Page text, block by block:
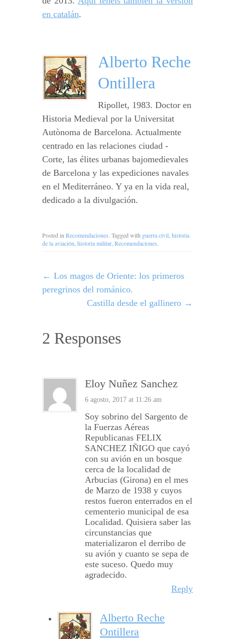
en catalán.
Alberto Reche
Ontillera
Ripollet, 1983. Doctor en
Historia Medieval por la Universitat
Autònoma de Barcelona. Actualmente
centrado en las relaciones ciudad -
Corte, las élites urbanas bajomedievales
de Barcelona y las expediciones navales
en el Mediterráneo. Y ya en la vida real,
dedicado a la divulgación.
Posted in Recomendaciones. Tagged with guerra civil historia
de la aviación historia militar Recomendaciones.
← Los magos de Oriente: los primeros
peregrinos del románico.
Castilla desde el gallinero →
2 Responses
Eloy Nuñez Sanchez
6 agosto, 2017 at 11:26 am
Soy sobrino del Sargento de
la Fuerzas Aéreas
Republicanas FELIX
SANCHEZ IÑIGO que cayó
con su avión en un bosque
cerca de la localidad de
Arbucias (Girona) en el mes
de Marzo de 1938 y cuyos
restos fueron enterrados en el
cementerio municipal de esa
Localidad. Quisiera saber las
circunstancias que
materializaron el derribo de
su avión y cuanto se sepa de
este suceso. Quedo muy
agradecido.
Reply
Alberto Reche
Ontillera